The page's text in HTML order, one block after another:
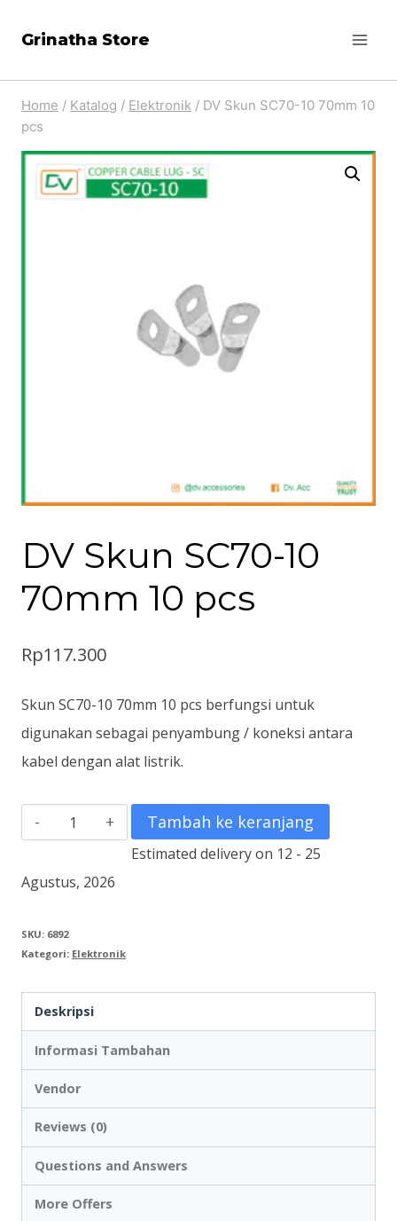
Grinatha Store
Home / Katalog / Elektronik / DV Skun SC70-10 70mm 10
pcs
DV Skun SC70-10
70mm 10 pcs
Rp117.300
Skun SC70-10 70mm 10 pcs berfungsi untuk
digunakan sebagai penyambung / koneksi antara
kabel dengan alat listrik.
Kuantitas
DV
Skun
10
70mm
10
pcs
Tambah ke keranjang
Estimated delivery on 12 - 25
Agustus, 2026
SKU: 6892
Kategori: Elektronik
Deskripsi
Informasi Tambahan
Vendor
Reviews (0)
Questions and Answers
More Offers